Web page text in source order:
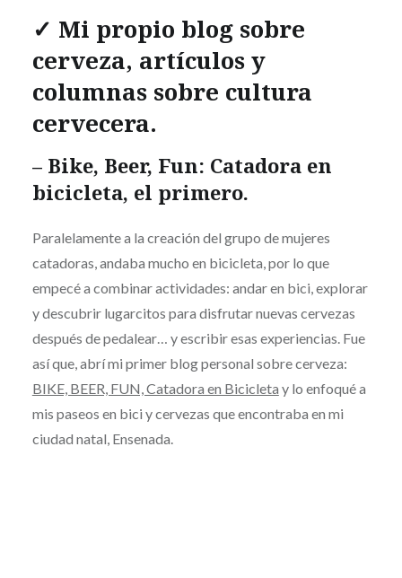
✓ Mi propio blog sobre
cerveza, artículos y
columnas sobre cultura
cervecera.
– Bike, Beer, Fun: Catadora en
bicicleta, el primero.
Paralelamente a la creación del grupo de mujeres
catadoras, andaba mucho en bicicleta, por lo que
empecé a combinar actividades: andar en bici, explorar
y descubrir lugarcitos para disfrutar nuevas cervezas
después de pedalear… y escribir esas experiencias. Fue
así que, abrí mi primer blog personal sobre cerveza:
BIKE, BEER, FUN, Catadora en Bicicleta y lo enfoqué a
mis paseos en bici y cervezas que encontraba en mi
ciudad natal, Ensenada.